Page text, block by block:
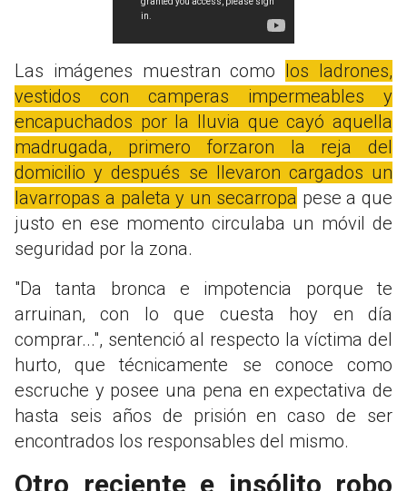
Las imágenes muestran como los ladrones,
vestidos con camperas impermeables y
encapuchados por la lluvia que cayó aquella
madrugada, primero forzaron la reja del
domicilio y después se llevaron cargados un
lavarropas a paleta y un secarropa pese a que
justo en ese momento circulaba un móvil de
seguridad por la zona.
"Da tanta bronca e impotencia porque te
arruinan, con lo que cuesta hoy en día
comprar...", sentenció al respecto la víctima del
hurto, que técnicamente se conoce como
escruche y posee una pena en expectativa de
hasta seis años de prisión en caso de ser
encontrados los responsables del mismo.
Otro reciente e insólito robo